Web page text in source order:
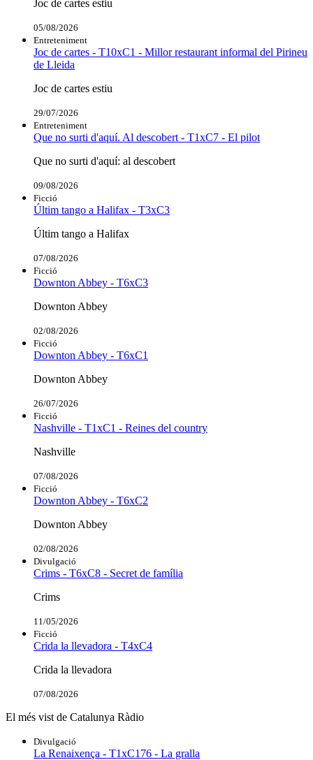
Joc de cartes estiu
05/08/2026
Entreteniment
Joc de cartes - T10xC1 - Millor restaurant informal del Pirineu
de Lleida
Joc de cartes estiu
29/07/2026
Entreteniment
Que no surti d'aquí. Al descobert - T1xC7 - El pilot
Que no surti d'aquí: al descobert
09/08/2026
Ficció
Últim tango a Halifax - T3xC3
Últim tango a Halifax
07/08/2026
Ficció
Downton Abbey - T6xC3
Downton Abbey
02/08/2026
Ficció
Downton Abbey - T6xC1
Downton Abbey
26/07/2026
Ficció
Nashville - T1xC1 - Reines del country
Nashville
07/08/2026
Ficció
Downton Abbey - T6xC2
Downton Abbey
02/08/2026
Divulgació
Crims - T6xC8 - Secret de família
Crims
11/05/2026
Ficció
Crida la llevadora - T4xC4
Crida la llevadora
07/08/2026
El més vist de Catalunya Ràdio
Divulgació
La Renaixença - T1xC176 - La gralla